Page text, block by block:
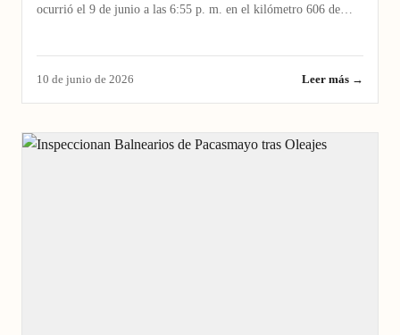
ocurrió el 9 de junio a las 6:55 p. m. en el kilómetro 606 de…
10 de junio de 2026 Leer más →